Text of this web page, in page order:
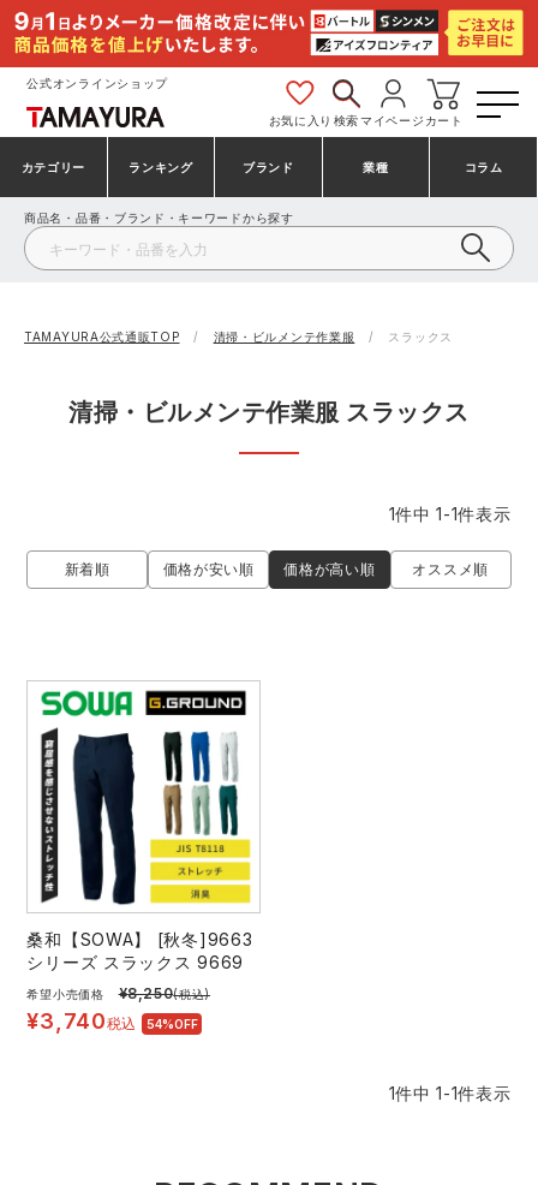
公式オンラインショップ
お気に入り 検索マイページ カート
カテゴリー
安全靴・作業靴
作業着・作業服
アウトドア・スポーツ
ワークスーツ
コンプレッションウェア
作業用ポロシャツ
安全保護具
ランキング
安全靴ランキング
安全靴スニーカーランキング
シューズランキング
アウトドアウェアランキング
つなぎランキング
空調服ランキング
コンプレッションウェアランキング
作業用ポロシャツランキング
ブランド
アシックス
プーマ コンバース（CONVERSE）
シモン バートル
クロダルマ
山田辰
おたふく手袋
住商モンブラン
GUSH FORCE
業種
建設・建築作業服
製造・工場作業服
鉄鋼・機械作業服
配達・営業作業服
自動車整備士作業服
DIY・日曜大工作業服
飲食店ユニフォーム
運送・倉庫作業服
コラム
商品名・品番・ブランド・キーワードから探す
TAMAYURA公式通販TOP 清掃・ビルメンテ作業服 スラックス
清掃・ビルメンテ作業服 スラックス
新着順 価格が安い順 価格が高い順 オススメ順
1件中 1-1件表示
桑和【SOWA】 [秋冬]9663
シリーズ スラックス 9669
希望小売価格 ¥8,250(税込)
¥3,740税込 54%OFF
1件中 1-1件表示